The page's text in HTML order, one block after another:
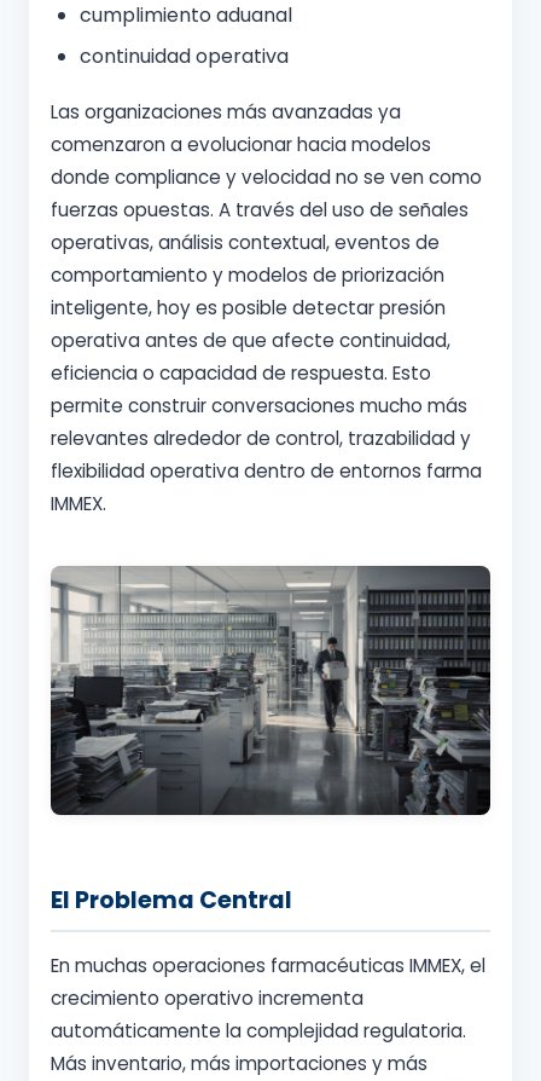
cumplimiento aduanal
continuidad operativa
Las organizaciones más avanzadas ya
comenzaron a evolucionar hacia modelos
donde compliance y velocidad no se ven como
fuerzas opuestas. A través del uso de señales
operativas, análisis contextual, eventos de
comportamiento y modelos de priorización
inteligente, hoy es posible detectar presión
operativa antes de que afecte continuidad,
eficiencia o capacidad de respuesta. Esto
permite construir conversaciones mucho más
relevantes alrededor de control, trazabilidad y
flexibilidad operativa dentro de entornos farma
IMMEX.
El Problema Central
En muchas operaciones farmacéuticas IMMEX, el
crecimiento operativo incrementa
automáticamente la complejidad regulatoria.
Más inventario, más importaciones y más